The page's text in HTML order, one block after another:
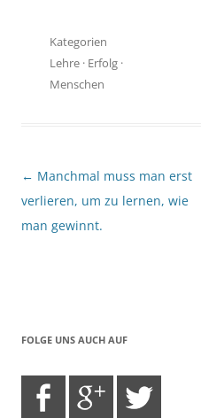
Kategorien
Lehre · Erfolg ·
Menschen
Beitragsnavigation
← Manchmal muss man erst
verlieren, um zu lernen, wie
man gewinnt.
FOLGE UNS AUCH AUF